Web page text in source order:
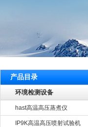
产品目录
环境检测设备
hast高温高压蒸煮仪
IP9K高温高压喷射试验机